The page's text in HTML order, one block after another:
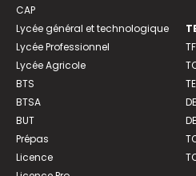
CAP
Lycée général et technologique
Lycée Professionnel
Lycée Agricole
BTS
BTSA
BUT
Prépas
Licence